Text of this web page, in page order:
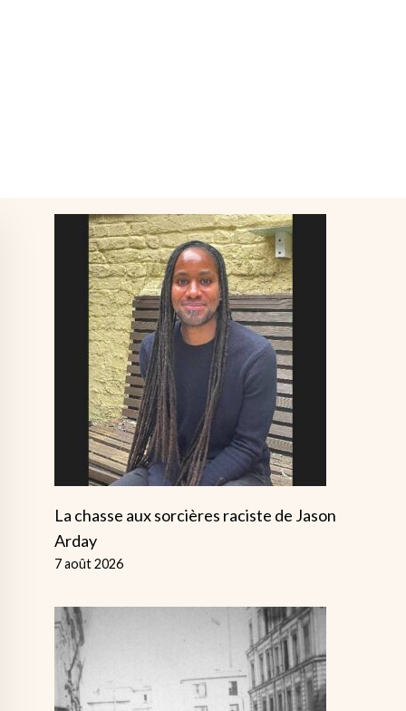
La chasse aux sorcières raciste de Jason
Arday
7 août 2026